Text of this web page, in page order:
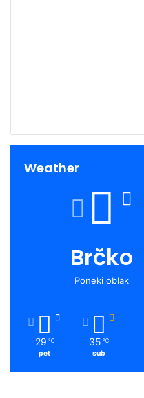
Weather
Brčko
Poneki oblak
29 ℃
pet
35 ℃
sub